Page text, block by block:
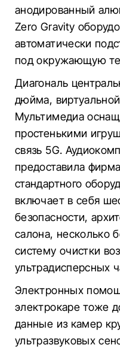
анодированный
Zero Gravity
автоматически
под окружающую
Диагональ
дюйма,
Мультимедиа
простенькими
связь 5G.
предоставила
стандартного
включает в себя
безопасности,
салона, несколько
систему очистки
ультрадисперсных
Электронных
электрокаре тоже
данные из камер
ультразвуковых